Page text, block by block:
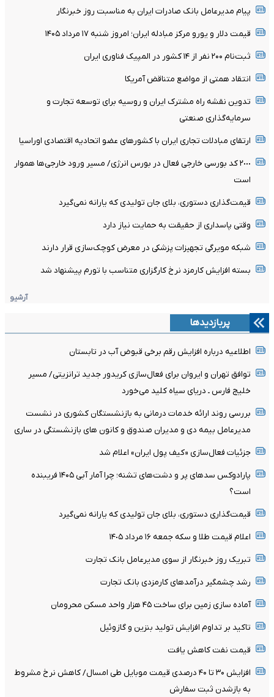
پیام مدیرعامل بانک صادرات ایران به مناسبت روز خبرنگار
قیمت دلار و یورو مرکز مبادله ایران؛ امروز شنبه ۱۷ مرداد ۱۴۰۵
ثبت‌نام ۲۰۰ نفر از ۱۴ کشور در المپیک فناوری ایران
انتقاد همتی از مواضع متناقض آمریکا
تدوین نقشه راه مشترک ایران و روسیه برای توسعه تجارت و
سرمایه‌گذاری صنعتی
ارتقای مبادلات تجاری ایران با کشور‌های عضو اتحادیه اقتصادی اوراسیا
٢٠٠٠ کد بورسی خارجی فعال در بورس انرژی/ مسیر ورود خارجی‌ها هموار
است
قیمت‌گذاری دستوری، بلای جان تولیدی که یارانه نمی‌گیرد
وقتی پاسداری از حقیقت به حمایت نیاز دارد
شبکه مویرگی تجهیزات پزشکی در معرض کوچک‌سازی قرار دارند
بسته افزایش کارمزد نرخ کارگزاری متناسب با تورم پیشنهاد شد
آرشیو
پربازدیدها
اطلاعیه درباره افزایش رقم برخی قبوض آب در تابستان
توافق تهران و ایروان برای فعال‌سازی کریدور جدید ترانزیتی/ مسیر
خلیج فارس ـ دریای سیاه کلید می‌خورد
بررسی روند ارائه خدمات درمانی به بازنشستگان کشوری در نشست
مدیرعامل بیمه دی و مدیران صندوق و کانون های بازنشستگی در ساری
جزئیات فعال‌سازی «کیف پول ایران» اعلام شد
پارادوکس سدهای پر و دشت‌های تشنه؛ چرا آمار آبی ۱۴۰۵ فریبنده
است؟
قیمت‌گذاری دستوری، بلای جان تولیدی که یارانه نمی‌گیرد
اعلام قیمت طلا و سکه جمعه ١۶ مرداد ١۴٠۵
تبریک روز خبرنگار از سوی مدیرعامل بانک تجارت
رشد چشمگیر درآمدهای کارمزدی بانک تجارت
آماده سازی زمین برای ساخت ۴۵ هزار واحد مسکن محرومان
تاکید بر تداوم افزایش تولید بنزین و گازوئیل
قیمت نفت کاهش یافت
افزایش ۳۰ تا ۴۰ درصدی قیمت موبایل طی امسال/ کاهش نرخ مشروط
به بازشدن ثبت سفارش